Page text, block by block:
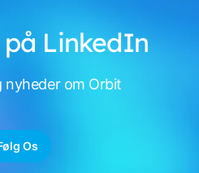
LinkedIn
nyheder om Orbit
Os